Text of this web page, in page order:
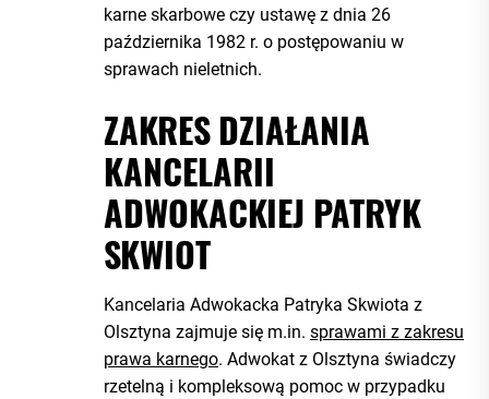
karne skarbowe czy ustawę z dnia 26
października 1982 r. o postępowaniu w
sprawach nieletnich.
ZAKRES DZIAŁANIA
KANCELARII
ADWOKACKIEJ PATRYK
SKWIOT
Kancelaria Adwokacka Patryka Skwiota z
Olsztyna zajmuje się m.in. sprawami z zakresu
prawa karnego. Adwokat z Olsztyna świadczy
rzetelną i kompleksową pomoc w przypadku